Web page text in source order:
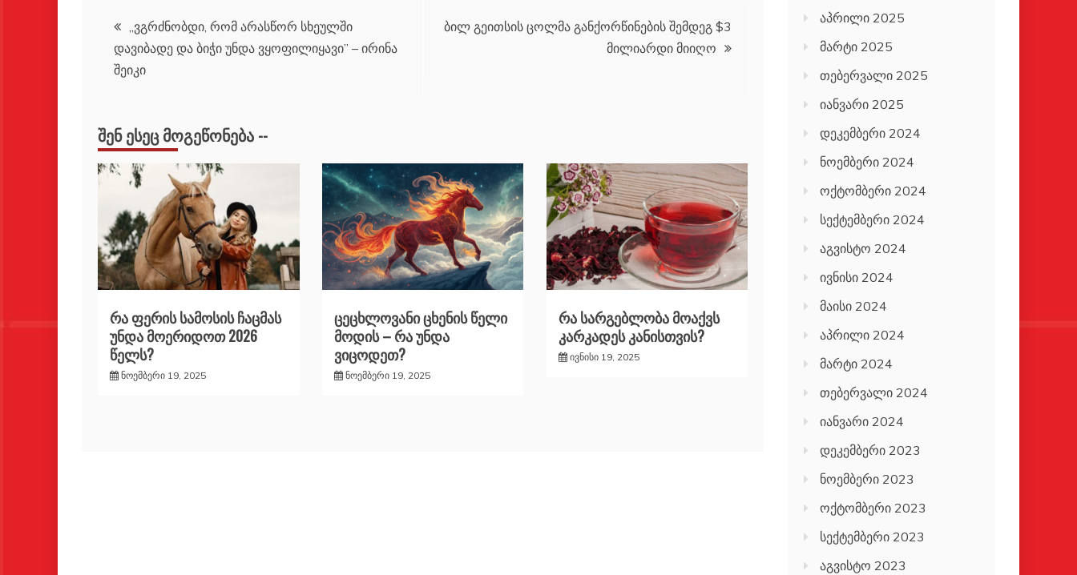
პოსტის
ნავიგაცია
,,ვგრძნობდი, რომ არასწორ სხეულში
დავიბადე და ბიჭი უნდა ვყოფილიყავი” – ირინა
შეიკი
ბილ გეითსის ცოლმა განქორწინების შემდეგ $3
მილიარდი მიიღო
ᲨᲔᲜ ᲔᲡᲔᲪ ᲛᲝᲒᲔᲬᲝᲜᲔᲑᲐ --
რა ფერის სამოსის ჩაცმას
უნდა მოერიდოთ 2026
წელს?
ნოემბერი 19, 2025
ცეცხლოვანი ცხენის წელი
მოდის – რა უნდა
ვიცოდეთ?
ნოემბერი 19, 2025
რა სარგებლობა მოაქვს
კარკადეს კანისთვის?
ივნისი 19, 2025
აპრილი 2025
მარტი 2025
თებერვალი 2025
იანვარი 2025
დეკემბერი 2024
ნოემბერი 2024
ოქტომბერი 2024
სექტემბერი 2024
აგვისტო 2024
ივნისი 2024
მაისი 2024
აპრილი 2024
მარტი 2024
თებერვალი 2024
იანვარი 2024
დეკემბერი 2023
ნოემბერი 2023
ოქტომბერი 2023
სექტემბერი 2023
აგვისტო 2023